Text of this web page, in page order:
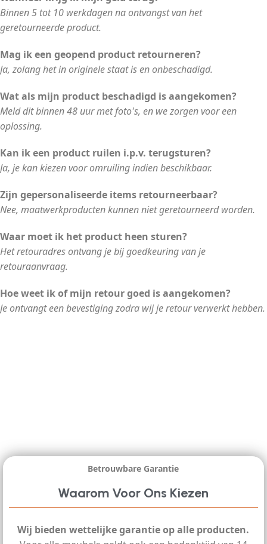
Binnen 5 tot 10 werkdagen na ontvangst van het
geretourneerde product.
Mag ik een geopend product retourneren?
Ja, zolang het in originele staat is en onbeschadigd.
Wat als mijn product beschadigd is aangekomen?
Meld dit binnen 48 uur met foto's, en we zorgen voor een
oplossing.
Kan ik een product ruilen i.p.v. terugsturen?
Ja, je kan kiezen voor omruiling indien beschikbaar.
Zijn gepersonaliseerde items retourneerbaar?
Nee, maatwerkproducten kunnen niet geretourneerd worden.
Waar moet ik het product heen sturen?
Het retouradres ontvang je bij goedkeuring van je
retouraanvraag.
Hoe weet ik of mijn retour goed is aangekomen?
Je ontvangt een bevestiging zodra wij je retour verwerkt hebben.
Betrouwbare Garantie
Waarom Voor Ons Kiezen
Wij bieden wettelijke garantie op alle producten.